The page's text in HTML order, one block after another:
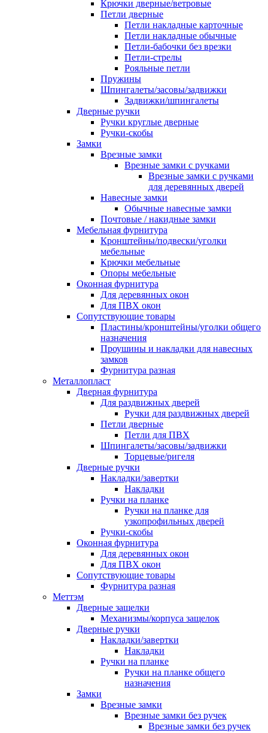
Крючки дверные/ветровые
Петли дверные
Петли накладные карточные
Петли накладные обычные
Петли-бабочки без врезки
Петли-стрелы
Рояльные петли
Пружины
Шпингалеты/засовы/задвижки
Задвижки/шпингалеты
Дверные ручки
Ручки круглые дверные
Ручки-скобы
Замки
Врезные замки
Врезные замки с ручками
Врезные замки с ручками
для деревянных дверей
Навесные замки
Обычные навесные замки
Почтовые / накидные замки
Мебельная фурнитура
Кронштейны/подвески/уголки
мебельные
Крючки мебельные
Опоры мебельные
Оконная фурнитура
Для деревянных окон
Для ПВХ окон
Сопутствующие товары
Пластины/кронштейны/уголки общего
назначения
Проушины и накладки для навесных
замков
Фурнитура разная
Металлопласт
Дверная фурнитура
Для раздвижных дверей
Ручки для раздвижных дверей
Петли дверные
Петли для ПВХ
Шпингалеты/засовы/задвижки
Торцевые/ригеля
Дверные ручки
Накладки/завертки
Накладки
Ручки на планке
Ручки на планке для
узкопрофильных дверей
Ручки-скобы
Оконная фурнитура
Для деревянных окон
Для ПВХ окон
Сопутствующие товары
Фурнитура разная
Меттэм
Дверные защелки
Механизмы/корпуса защелок
Дверные ручки
Накладки/завертки
Накладки
Ручки на планке
Ручки на планке общего
назначения
Замки
Врезные замки
Врезные замки без ручек
Врезные замки без ручек